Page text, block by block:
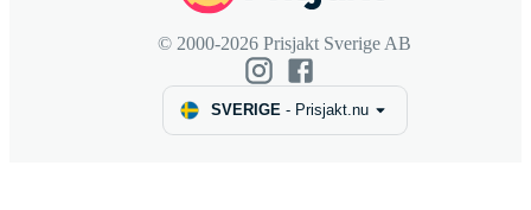
© 2000-2026 Prisjakt Sverige AB
SVERIGE- Prisjakt.nu